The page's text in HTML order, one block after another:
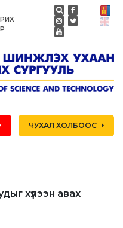
ЧУХАЛ ХОЛБООС
хүлээн авах